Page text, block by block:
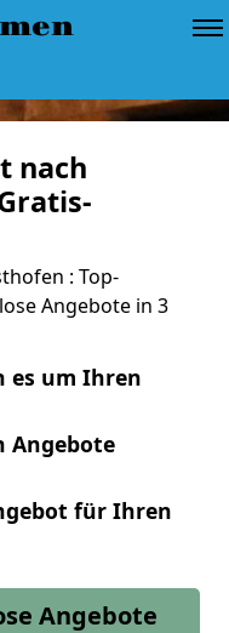
nach
: Top-
Angebote in 3
es um Ihren
Angebote
für Ihren
Angebote